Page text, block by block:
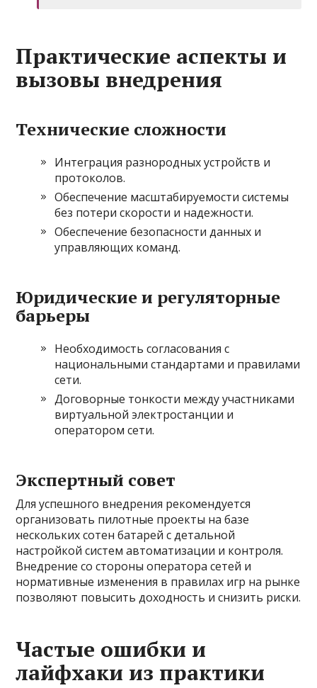
Практические аспекты и
вызовы внедрения
Технические сложности
Интеграция разнородных устройств и
протоколов.
Обеспечение масштабируемости системы
без потери скорости и надежности.
Обеспечение безопасности данных и
управляющих команд.
Юридические и регуляторные
барьеры
Необходимость согласования с
национальными стандартами и правилами
сети.
Договорные тонкости между участниками
виртуальной электростанции и
оператором сети.
Экспертный совет
Для успешного внедрения рекомендуется
организовать пилотные проекты на базе
нескольких сотен батарей с детальной
настройкой систем автоматизации и контроля.
Внедрение со стороны оператора сетей и
нормативные изменения в правилах игр на рынке
позволяют повысить доходность и снизить риски.
Частые ошибки и
лайфхаки из практики